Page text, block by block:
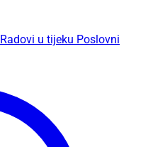
Radovi u tijeku Poslovni